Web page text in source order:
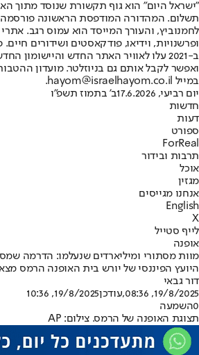
"ישראל היום" הוא גוף תקשורת שנוסד מתוך
ופרשנויות, וידיאו, פודקאסטים ושידורים
ב-2021 עלו לאוויר האתר החדש
ואפשר לקבל אותם גם בניוזלטר. מועדון
במייל hayom@israelhayom.co.il.
יום רביעי, 17.6.2026
ב' בתמוז תשפ"ו
חדשות
דעות
ספורט
ForReal
תרבות ובידור
אוכל
מגזין
אנחנו מגייסים
English
X
לייף סטייל
אופנה
מוות מסתורי ומיליארדים שנעלמו: הדרמה
היועץ הפיננסי של יורש בית האופנה הרמס מצא את מותו באופן פתאומי,
דור גבאי
19/8/2025, 08:36
,עודכן19/8/2025, 10:36
0השמעה
תצוגת האופנה של הרמס. צילום: AP